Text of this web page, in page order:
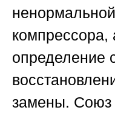
компрессора,
определение
замены. Союз